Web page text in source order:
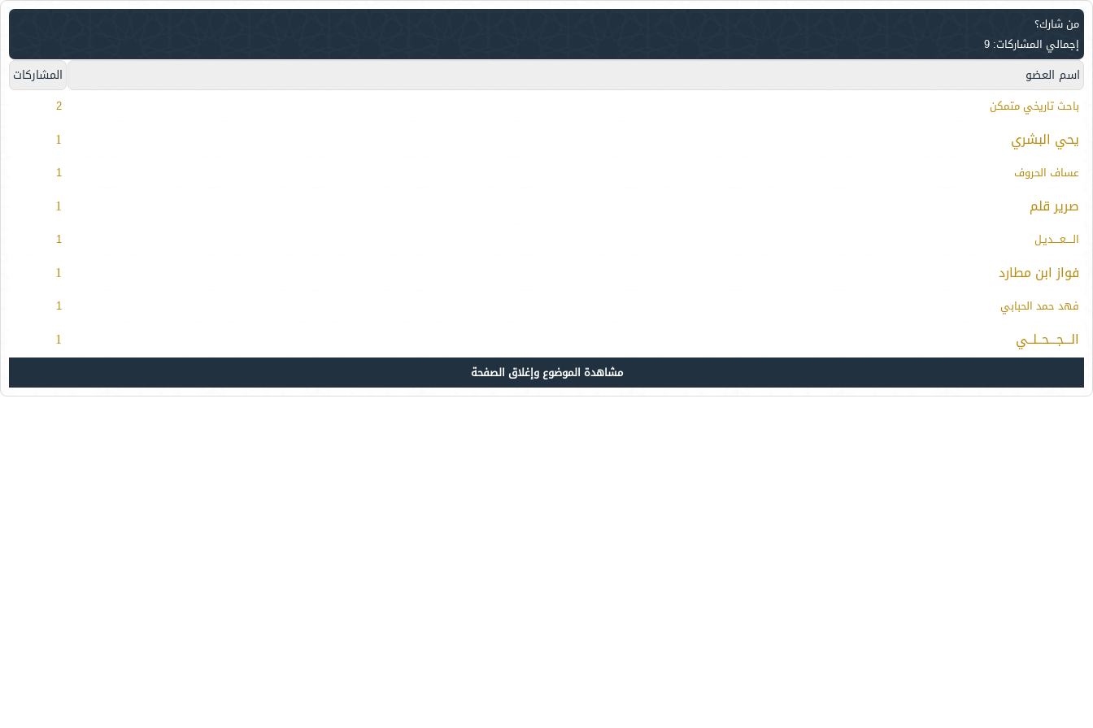
من شارك؟
إجمالي المشاركات: 9
اسم العضو المشاركات
باحث تاريخي متمكن 2
يحي البشري 1
عساف الحروف 1
صرير قلم 1
الــــعــــديـل 1
فواز ابن مطارد 1
فهد حمد الحبابي 1
الـــجـــحــلــي 1
مشاهدة الموضوع وإغلاق الصفحة